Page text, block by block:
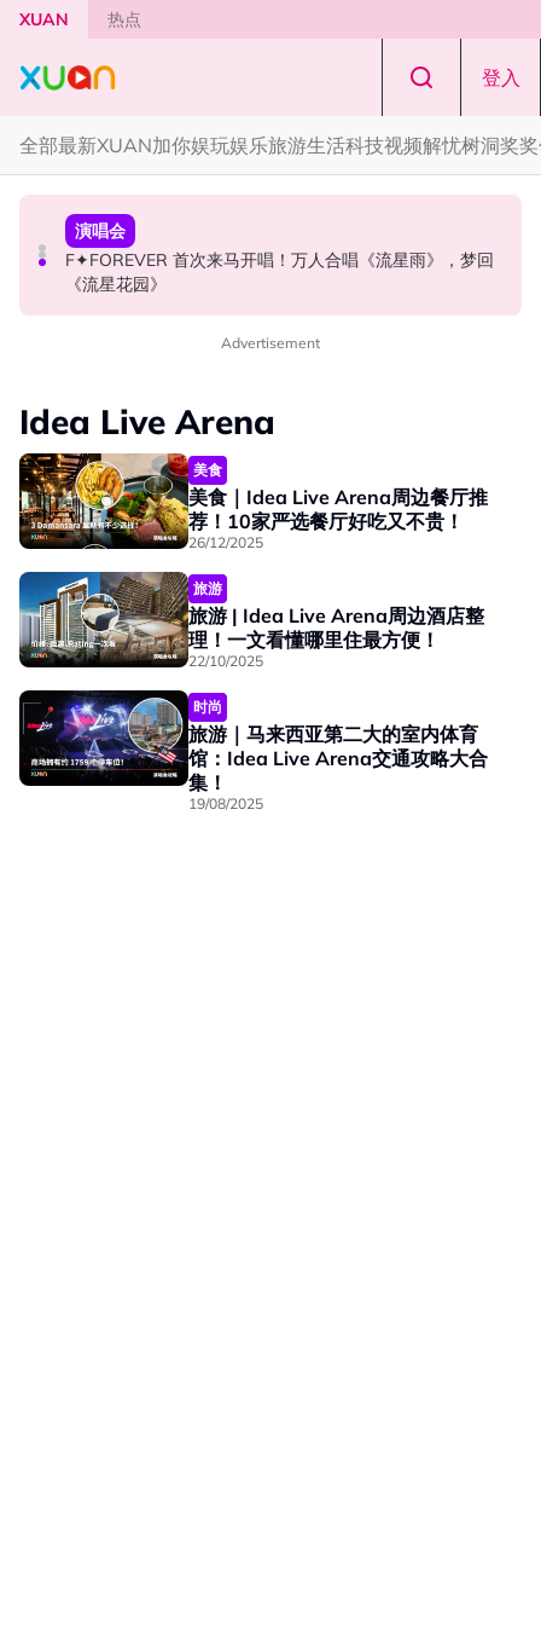
Skip to main content
XUAN 热点
登入
全部最新XUAN加你娱玩娱乐旅游生活科技视频解忧树洞奖
国际星闻
CORTIS MARTIN一开口就沦陷！深情演绎JANNABI歌曲
获网友狂赞！
国际星闻
张员瑛频陷耍大牌争议！首度吐心声：真相终究会浮出水
面！
演唱会
F✦FOREVER 首次来马开唱！万人合唱《流星雨》，梦回
《流星花园》
Advertisement
Idea Live Arena
美食
美食｜Idea Live Arena周边餐厅推
荐！10家严选餐厅好吃又不贵！
26/12/2025
旅游
旅游 | Idea Live Arena周边酒店整
理！一文看懂哪里住最方便！
22/10/2025
时尚
旅游｜马来西亚第二大的室内体育
馆：Idea Live Arena交通攻略大合
集！
19/08/2025